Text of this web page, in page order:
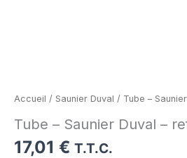
Accueil / Saunier Duval / Tube –
Tube – Saunier Duval –
17,01 € T.T.C.